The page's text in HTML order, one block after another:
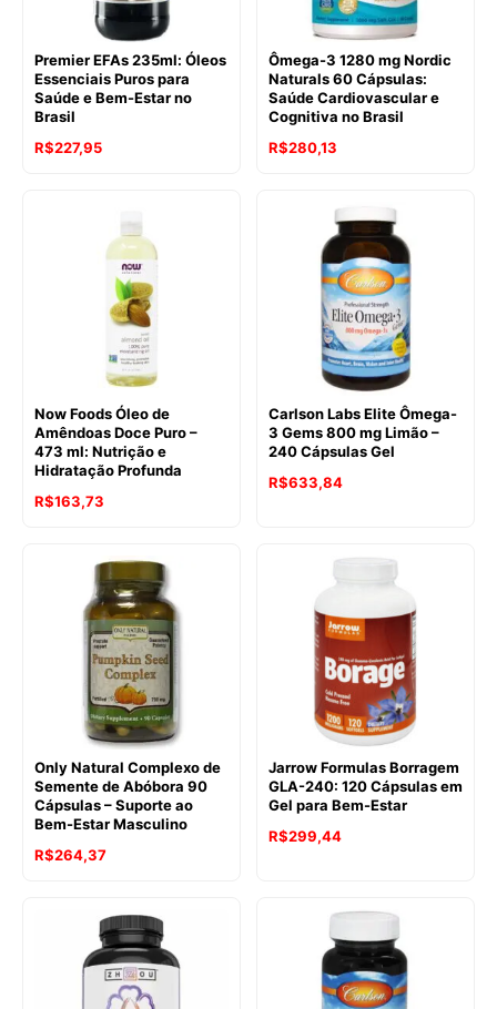
Premier EFAs 235ml: Óleos
Essenciais Puros para
Saúde e Bem-Estar no
Brasil
R$227,95
Ômega-3 1280 mg Nordic
Naturals 60 Cápsulas:
Saúde Cardiovascular e
Cognitiva no Brasil
R$280,13
Now Foods Óleo de
Amêndoas Doce Puro –
473 ml: Nutrição e
Hidratação Profunda
R$163,73
Carlson Labs Elite Ômega-
3 Gems 800 mg Limão –
240 Cápsulas Gel
R$633,84
Only Natural Complexo de
Semente de Abóbora 90
Cápsulas – Suporte ao
Bem-Estar Masculino
R$264,37
Jarrow Formulas Borragem
GLA-240: 120 Cápsulas em
Gel para Bem-Estar
R$299,44